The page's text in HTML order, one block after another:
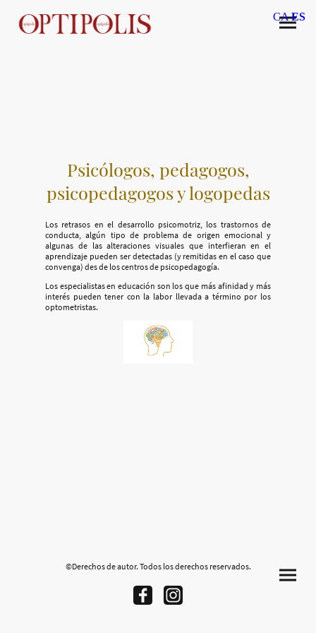
Psicólogos, pedagogos,
psicopedagogos y logopedas
Los retrasos en el desarrollo psicomotriz, los trastornos de
conducta, algún tipo de problema de origen emocional y
algunas de las alteraciones visuales que interfieran en el
aprendizaje pueden ser detectadas (y remitidas en el caso que
convenga) des de los centros de psicopedagogía.
Los especialistas en educación son los que más afinidad y más
interés pueden tener con la labor llevada a término por los
optometristas.
©Derechos de autor. Todos los derechos reservados.
CA ES